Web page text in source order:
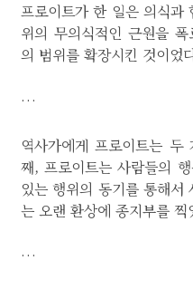
프로이트가 한 일은 의식과
위의 무의식적인 근원을
의 범위를 확장시킨 것이었
…
역사가에게 프로이트는
째, 프로이트는 사람들의
있는 행위의 동기를 통해서
는 오랜 환상에 종지부를 찍
…